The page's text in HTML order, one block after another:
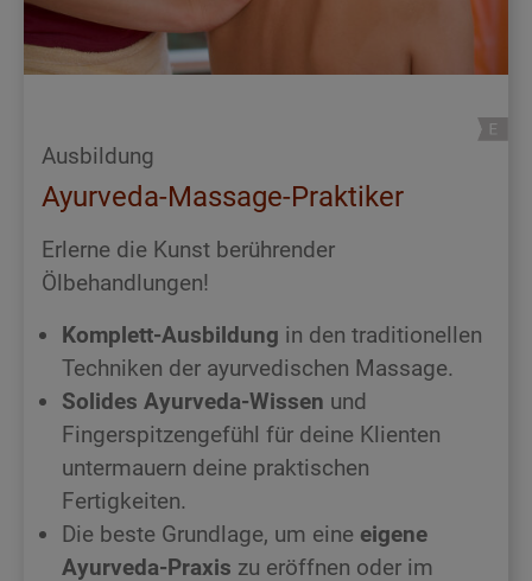
Ausbildung
Ayurveda-Massage-Praktiker
Erlerne die Kunst berührender
Ölbehandlungen!
Komplett-Ausbildung in den traditionellen
Techniken der ayurvedischen Massage.
Solides Ayurveda-Wissen und
Fingerspitzengefühl für deine Klienten
untermauern deine praktischen
Fertigkeiten.
Die beste Grundlage, um eine eigene
Ayurveda-Praxis zu eröffnen oder im